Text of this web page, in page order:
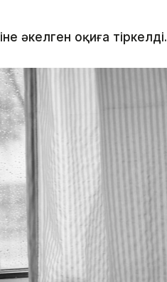
әкелген оқиға тіркелді.